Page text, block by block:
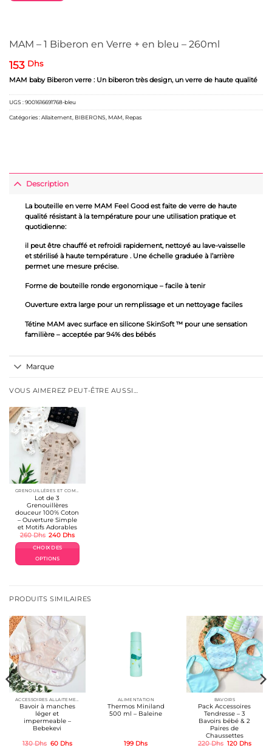
MAM – 1 Biberon en Verre + en bleu – 260ml
153 Dhs
MAM baby Biberon verre : Un biberon très design, un verre de haute qualité
UGS :9001616691768-bleu
Catégories :Allaitement BIBERONS MAM Repas
Description
La bouteille en verre MAM Feel Good est faite de verre de haute
qualité résistant à la température pour une utilisation pratique et
quotidienne:
il peut être chauffé et refroidi rapidement, nettoyé au lave-vaisselle
et stérilisé à haute température . Une échelle graduée à l’arrière
permet une mesure précise.
Forme de bouteille ronde ergonomique – facile à tenir
Ouverture extra large pour un remplissage et un nettoyage faciles
Tétine MAM avec surface en silicone SkinSoft ™ pour une sensation
familière – acceptée par 94% des bébés
Marque
VOUS AIMEREZ PEUT-ÊTRE AUSSI…
GRENOUILLÉRES ET COMBINAISONS COTON 👶
Lot de 3
Grenouillères
douceur 100% Coton
– Ouverture Simple
et Motifs Adorables
260Dhs Le
initial
était :
260 Dhs.
240 DhsLe
actuel
CHOIX DES
OPTIONS
plusieurs
Les
options
peuvent
être
choisies
sur
la
page
du
produit
PRODUITS SIMILAIRES
Bavoir à manches
léger et
impermeable –
Bebekevi
130Dhs Le
60 DhsLe
ALIMENTATION
Thermos Miniland
500 ml – Baleine
199 Dhs
BAVOIRS
Pack Accessoires
Tendresse – 3
Bavoirs bébé & 2
Paires de
Chaussettes
220Dhs Le
120 DhsLe